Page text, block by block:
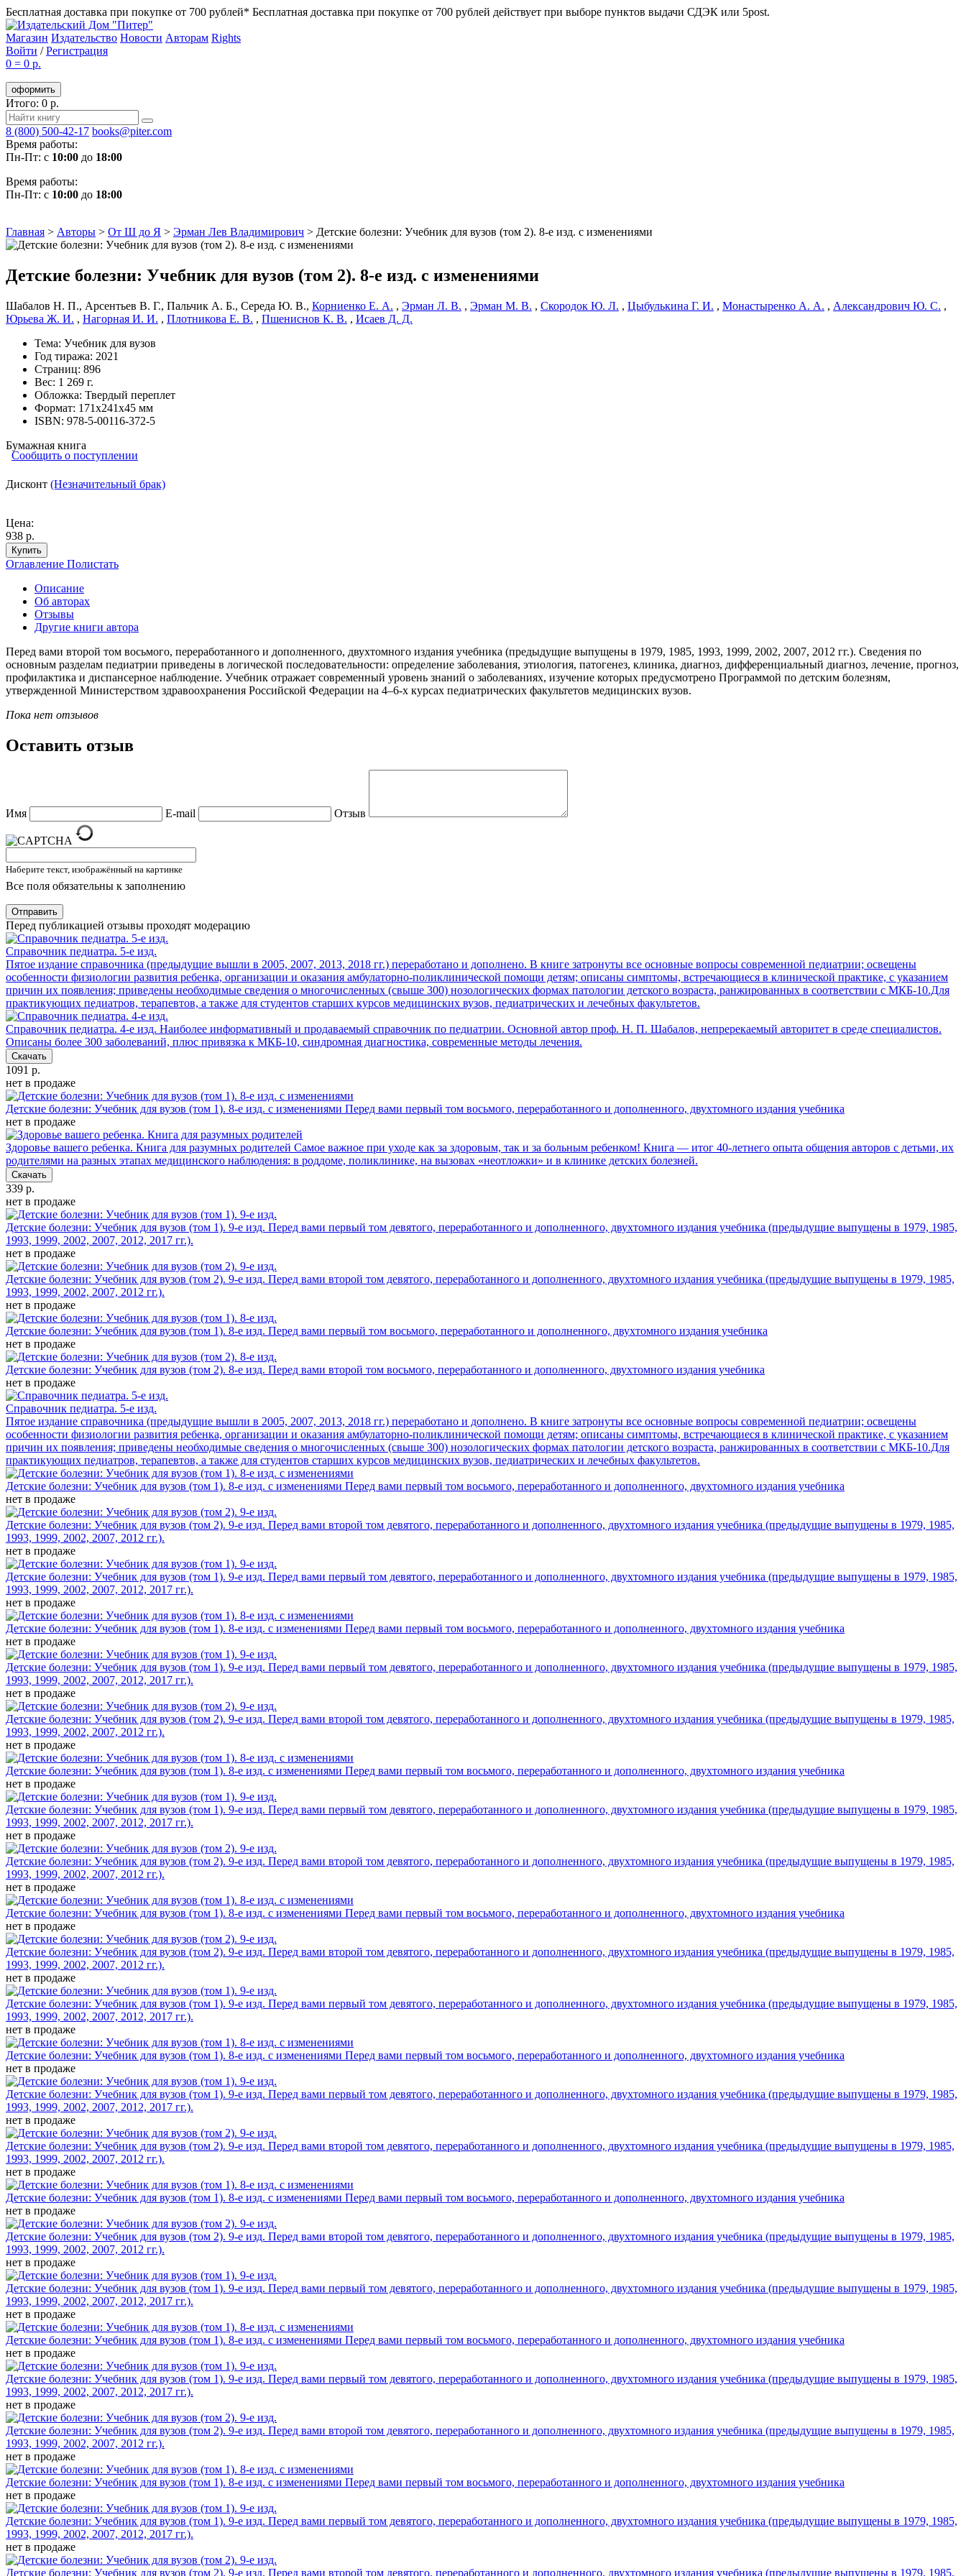
Бесплатная доставка при покупке от 700 рублей* Бесплатная доставка при покупке от 700 рублей действует при выборе пунктов выдачи СДЭК или 5post.
Магазин Издательство Новости Авторам Rights
Войти /Регистрация
0 = 0 р.
оформить
Итого: 0 р.
8 (800) 500-42-17 books@piter.com
Время работы:
Пн-Пт: с 10:00 до 18:00
Время работы:
Пн-Пт: с 10:00 до 18:00
Главная > Авторы > От Ш до Я > Эрман Лев Владимирович > Детские болезни: Учебник для вузов (том 2). 8-е изд. с изменениями
Детские болезни: Учебник для вузов (том 2). 8-е изд. с изменениями
Шабалов Н. П., Арсентьев В. Г., Пальчик А. Б., Середа Ю. В., Корниенко Е. А. , Эрман Л. В. , Эрман М. В. , Скородок Ю. Л. , Цыбулькина Г. И. , Монастыренко А. А. , Александрович Ю. С. ,
Юрьева Ж. И. , Нагорная И. И. , Плотникова Е. В. , Пшениснов К. В. , Исаев Д. Д.
Тема: Учебник для вузов
Год тиража: 2021
Страниц: 896
Вес: 1 269 г.
Обложка: Твердый переплет
Формат: 171х241х45 мм
ISBN: 978-5-00116-372-5
Бумажная книга
Сообщить о поступлении
Дисконт (Незначительный брак)
Цена:
938 р.
Купить
Оглавление Полистать
Описание
Об авторах
Отзывы
Другие книги автора
Перед вами второй том восьмого, переработанного и дополненного, двухтомного издания учебника (предыдущие выпущены в 1979, 1985, 1993, 1999, 2002, 2007, 2012 гг.). Сведения по
основным разделам педиатрии приведены в логической последовательности: определение заболевания, этиология, патогенез, клиника, диагноз, дифференциальный диагноз, лечение, прогноз,
профилактика и диспансерное наблюдение. Учебник отражает современный уровень знаний о заболеваниях, изучение которых предусмотрено Программой по детским болезням,
утвержденной Министерством здравоохранения Российской Федерации на 4–6-х курсах педиатрических факультетов медицинских вузов.
Пока нет отзывов
Оставить отзыв
Имя E-mail Отзыв
Наберите текст, изображённый на картинке
Все поля обязательны к заполнению
Отправить
Перед публикацией отзывы проходят модерацию
Справочник педиатра. 5-е изд.
Пятое издание справочника (предыдущие вышли в 2005, 2007, 2013, 2018 гг.) переработано и дополнено. В книге затронуты все основные вопросы современной педиатрии; освещены
особенности физиологии развития ребенка, организации и оказания амбулаторно-поликлинической помощи детям; описаны симптомы, встречающиеся в клинической практике, с указанием
причин их появления; приведены необходимые сведения о многочисленных (свыше 300) нозологических формах патологии детского возраста, ранжированных в соответствии с МКБ-10.Для
практикующих педиатров, терапевтов, а также для студентов старших курсов медицинских вузов, педиатрических и лечебных факультетов.
Справочник педиатра. 4-е изд. Наиболее информативный и продаваемый справочник по педиатрии. Основной автор проф. Н. П. Шабалов, непререкаемый авторитет в среде специалистов.
Описаны более 300 заболеваний, плюс привязка к МКБ-10, синдромная диагностика, современные методы лечения.
Скачать
1091 р.
нет в продаже
Детские болезни: Учебник для вузов (том 1). 8-е изд. с изменениями Перед вами первый том восьмого, переработанного и дополненного, двухтомного издания учебника
нет в продаже
Здоровье вашего ребенка. Книга для разумных родителей Самое важное при уходе как за здоровым, так и за больным ребенком! Книга — итог 40-летнего опыта общения авторов с детьми, их
родителями на разных этапах медицинского наблюдения: в роддоме, поликлинике, на вызовах «неотложки» и в клинике детских болезней.
Скачать
339 р.
нет в продаже
Детские болезни: Учебник для вузов (том 1). 9-е изд. Перед вами первый том девятого, переработанного и дополненного, двухтомного издания учебника (предыдущие выпущены в 1979, 1985,
1993, 1999, 2002, 2007, 2012, 2017 гг.).
нет в продаже
Детские болезни: Учебник для вузов (том 2). 9-е изд. Перед вами второй том девятого, переработанного и дополненного, двухтомного издания учебника (предыдущие выпущены в 1979, 1985,
1993, 1999, 2002, 2007, 2012 гг.).
нет в продаже
Детские болезни: Учебник для вузов (том 1). 8-е изд. Перед вами первый том восьмого, переработанного и дополненного, двухтомного издания учебника
нет в продаже
Детские болезни: Учебник для вузов (том 2). 8-е изд. Перед вами второй том восьмого, переработанного и дополненного, двухтомного издания учебника
нет в продаже
Справочник педиатра. 5-е изд.
Пятое издание справочника (предыдущие вышли в 2005, 2007, 2013, 2018 гг.) переработано и дополнено. В книге затронуты все основные вопросы современной педиатрии; освещены
особенности физиологии развития ребенка, организации и оказания амбулаторно-поликлинической помощи детям; описаны симптомы, встречающиеся в клинической практике, с указанием
причин их появления; приведены необходимые сведения о многочисленных (свыше 300) нозологических формах патологии детского возраста, ранжированных в соответствии с МКБ-10.Для
практикующих педиатров, терапевтов, а также для студентов старших курсов медицинских вузов, педиатрических и лечебных факультетов.
Детские болезни: Учебник для вузов (том 1). 8-е изд. с изменениями Перед вами первый том восьмого, переработанного и дополненного, двухтомного издания учебника
нет в продаже
Детские болезни: Учебник для вузов (том 2). 9-е изд. Перед вами второй том девятого, переработанного и дополненного, двухтомного издания учебника (предыдущие выпущены в 1979, 1985,
1993, 1999, 2002, 2007, 2012 гг.).
нет в продаже
Детские болезни: Учебник для вузов (том 1). 9-е изд. Перед вами первый том девятого, переработанного и дополненного, двухтомного издания учебника (предыдущие выпущены в 1979, 1985,
1993, 1999, 2002, 2007, 2012, 2017 гг.).
нет в продаже
Детские болезни: Учебник для вузов (том 1). 8-е изд. с изменениями Перед вами первый том восьмого, переработанного и дополненного, двухтомного издания учебника
нет в продаже
Детские болезни: Учебник для вузов (том 1). 9-е изд. Перед вами первый том девятого, переработанного и дополненного, двухтомного издания учебника (предыдущие выпущены в 1979, 1985,
1993, 1999, 2002, 2007, 2012, 2017 гг.).
нет в продаже
Детские болезни: Учебник для вузов (том 2). 9-е изд. Перед вами второй том девятого, переработанного и дополненного, двухтомного издания учебника (предыдущие выпущены в 1979, 1985,
1993, 1999, 2002, 2007, 2012 гг.).
нет в продаже
Детские болезни: Учебник для вузов (том 1). 8-е изд. с изменениями Перед вами первый том восьмого, переработанного и дополненного, двухтомного издания учебника
нет в продаже
Детские болезни: Учебник для вузов (том 1). 9-е изд. Перед вами первый том девятого, переработанного и дополненного, двухтомного издания учебника (предыдущие выпущены в 1979, 1985,
1993, 1999, 2002, 2007, 2012, 2017 гг.).
нет в продаже
Детские болезни: Учебник для вузов (том 2). 9-е изд. Перед вами второй том девятого, переработанного и дополненного, двухтомного издания учебника (предыдущие выпущены в 1979, 1985,
1993, 1999, 2002, 2007, 2012 гг.).
нет в продаже
Детские болезни: Учебник для вузов (том 1). 8-е изд. с изменениями Перед вами первый том восьмого, переработанного и дополненного, двухтомного издания учебника
нет в продаже
Детские болезни: Учебник для вузов (том 2). 9-е изд. Перед вами второй том девятого, переработанного и дополненного, двухтомного издания учебника (предыдущие выпущены в 1979, 1985,
1993, 1999, 2002, 2007, 2012 гг.).
нет в продаже
Детские болезни: Учебник для вузов (том 1). 9-е изд. Перед вами первый том девятого, переработанного и дополненного, двухтомного издания учебника (предыдущие выпущены в 1979, 1985,
1993, 1999, 2002, 2007, 2012, 2017 гг.).
нет в продаже
Детские болезни: Учебник для вузов (том 1). 8-е изд. с изменениями Перед вами первый том восьмого, переработанного и дополненного, двухтомного издания учебника
нет в продаже
Детские болезни: Учебник для вузов (том 1). 9-е изд. Перед вами первый том девятого, переработанного и дополненного, двухтомного издания учебника (предыдущие выпущены в 1979, 1985,
1993, 1999, 2002, 2007, 2012, 2017 гг.).
нет в продаже
Детские болезни: Учебник для вузов (том 2). 9-е изд. Перед вами второй том девятого, переработанного и дополненного, двухтомного издания учебника (предыдущие выпущены в 1979, 1985,
1993, 1999, 2002, 2007, 2012 гг.).
нет в продаже
Детские болезни: Учебник для вузов (том 1). 8-е изд. с изменениями Перед вами первый том восьмого, переработанного и дополненного, двухтомного издания учебника
нет в продаже
Детские болезни: Учебник для вузов (том 2). 9-е изд. Перед вами второй том девятого, переработанного и дополненного, двухтомного издания учебника (предыдущие выпущены в 1979, 1985,
1993, 1999, 2002, 2007, 2012 гг.).
нет в продаже
Детские болезни: Учебник для вузов (том 1). 9-е изд. Перед вами первый том девятого, переработанного и дополненного, двухтомного издания учебника (предыдущие выпущены в 1979, 1985,
1993, 1999, 2002, 2007, 2012, 2017 гг.).
нет в продаже
Детские болезни: Учебник для вузов (том 1). 8-е изд. с изменениями Перед вами первый том восьмого, переработанного и дополненного, двухтомного издания учебника
нет в продаже
Детские болезни: Учебник для вузов (том 1). 9-е изд. Перед вами первый том девятого, переработанного и дополненного, двухтомного издания учебника (предыдущие выпущены в 1979, 1985,
1993, 1999, 2002, 2007, 2012, 2017 гг.).
нет в продаже
Детские болезни: Учебник для вузов (том 2). 9-е изд. Перед вами второй том девятого, переработанного и дополненного, двухтомного издания учебника (предыдущие выпущены в 1979, 1985,
1993, 1999, 2002, 2007, 2012 гг.).
нет в продаже
Детские болезни: Учебник для вузов (том 1). 8-е изд. с изменениями Перед вами первый том восьмого, переработанного и дополненного, двухтомного издания учебника
нет в продаже
Детские болезни: Учебник для вузов (том 1). 9-е изд. Перед вами первый том девятого, переработанного и дополненного, двухтомного издания учебника (предыдущие выпущены в 1979, 1985,
1993, 1999, 2002, 2007, 2012, 2017 гг.).
нет в продаже
Детские болезни: Учебник для вузов (том 2). 9-е изд. Перед вами второй том девятого, переработанного и дополненного, двухтомного издания учебника (предыдущие выпущены в 1979, 1985,